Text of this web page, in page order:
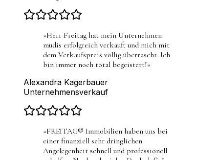
»Herr Freitag hat mein Unternehmen
mudis erfolgreich verkauft und mich mit
dem Verkaufspreis völlig überrascht. Ich
bin immer noch total begeistert!«
Alexandra Kagerbauer
Unternehmensverkauf
»FREITAG® Immobilien haben uns bei
einer finanziell sehr dringlichen
Angelegenheit schnell und professionell